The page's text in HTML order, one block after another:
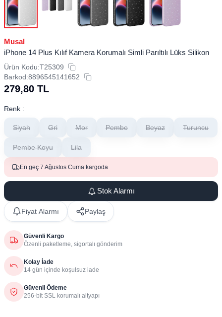
Musal
iPhone 14 Plus Kılıf Kamera Korumalı Simli Parıltılı Lüks Silikon
Ürün Kodu:T25309
Barkod:8896545141652
279,80 TL
Renk :
Siyah Gri Mor Pembe Beyaz Turuncu
Pembe Koyu Lila
En geç 7 Ağustos Cuma kargoda
Stok Alarmı
Fiyat Alarmı Paylaş
Güvenli Kargo
Özenli paketleme, sigortalı gönderim
Kolay İade
14 gün içinde koşulsuz iade
Güvenli Ödeme
256-bit SSL korumalı altyapı